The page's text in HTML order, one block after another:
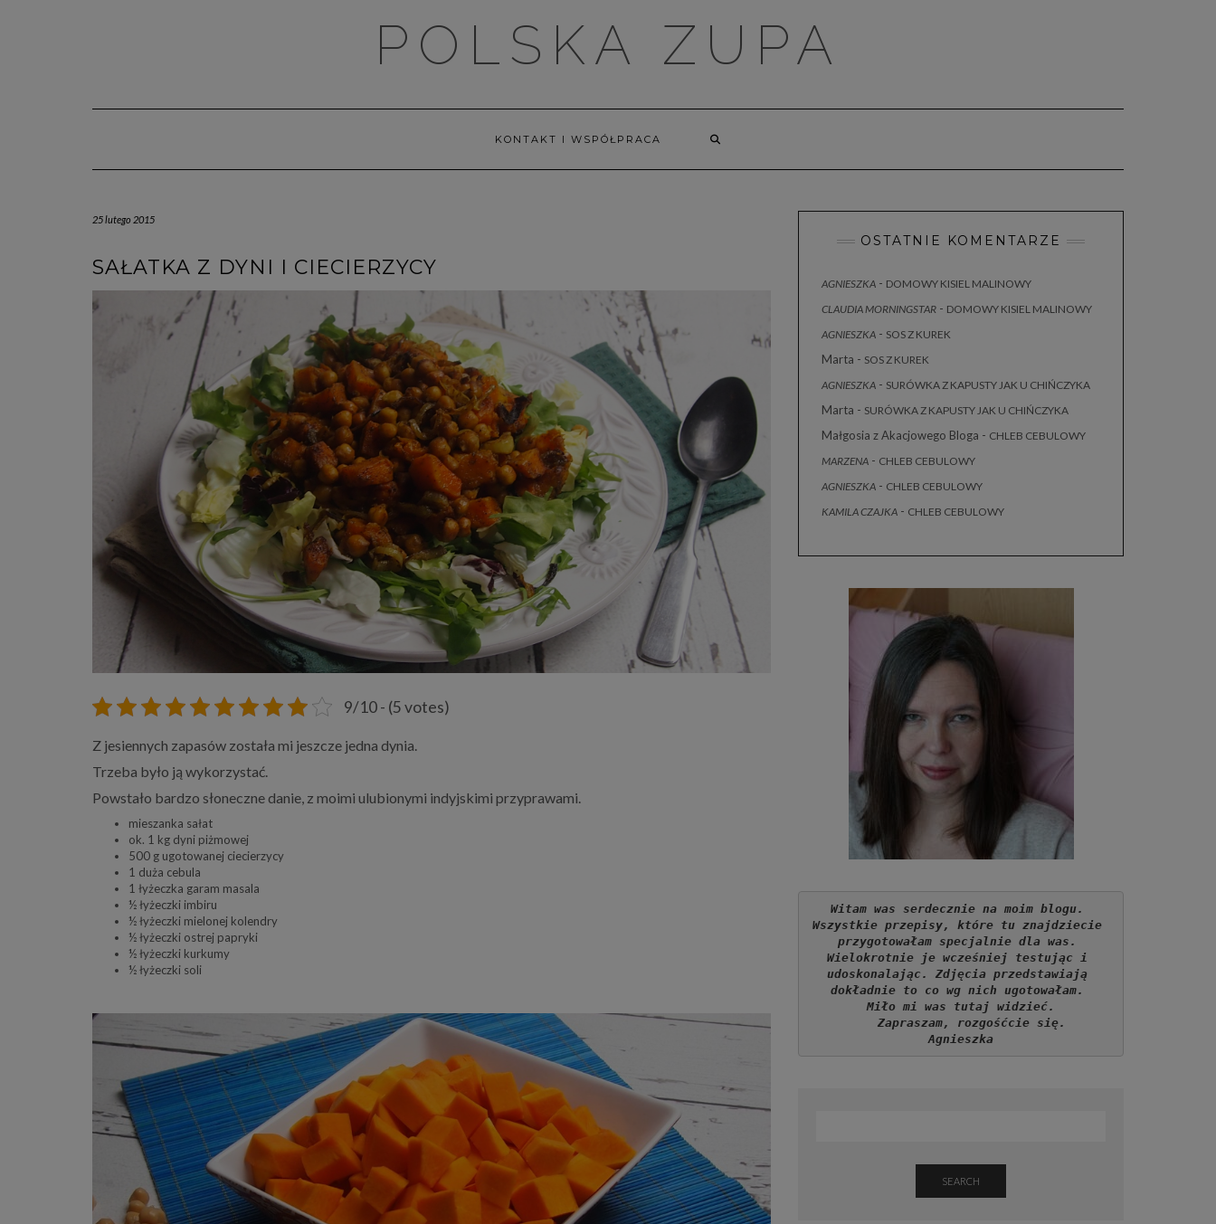
POLSKA ZUPA
KONTAKT I WSPÓŁPRACA
25 lutego 2015
SAŁATKA Z DYNI I CIECIERZYCY
9/10 - (5 votes)
Z jesiennych zapasów została mi jeszcze jedna dynia.
Trzeba było ją wykorzystać.
Powstało bardzo słoneczne danie, z moimi ulubionymi indyjskimi przyprawami.
mieszanka sałat
ok. 1 kg dyni piżmowej
500 g ugotowanej ciecierzycy
1 duża cebula
1 łyżeczka garam masala
½ łyżeczki imbiru
½ łyżeczki mielonej kolendry
½ łyżeczki ostrej papryki
½ łyżeczki kurkumy
½ łyżeczki soli
OSTATNIE KOMENTARZE
AGNIESZKA - DOMOWY KISIEL MALINOWY
CLAUDIA MORNINGSTAR - DOMOWY KISIEL MALINOWY
AGNIESZKA - SOS Z KUREK
Marta - SOS Z KUREK
AGNIESZKA - SURÓWKA Z KAPUSTY JAK U CHIŃCZYKA
Marta - SURÓWKA Z KAPUSTY JAK U CHIŃCZYKA
Małgosia z Akacjowego Bloga - CHLEB CEBULOWY
MARZENA - CHLEB CEBULOWY
AGNIESZKA - CHLEB CEBULOWY
KAMILA CZAJKA - CHLEB CEBULOWY
Witam was serdecznie na moim blogu.
Wszystkie przepisy, które tu znajdziecie
przygotowałam specjalnie dla was.
Wielokrotnie je wcześniej testując i
udoskonalając. Zdjęcia przedstawiają
dokładnie to co wg nich ugotowałam.
Miło mi was tutaj widzieć.
   Zapraszam, rozgośćcie się.
Agnieszka
SEARCH